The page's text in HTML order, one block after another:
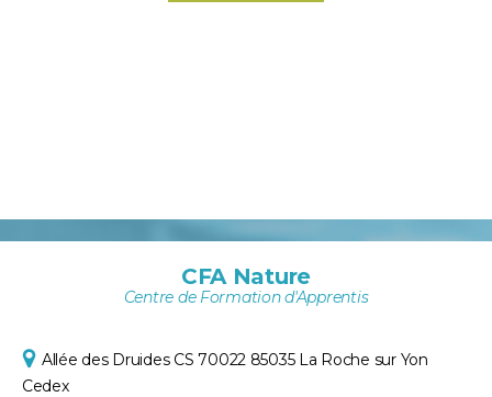
CFA Nature
Centre de Formation d'Apprentis
Allée des Druides CS 70022 85035 La Roche sur Yon
Cedex